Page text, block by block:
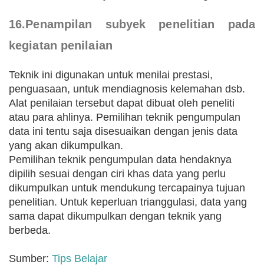
16.Penampilan subyek penelitian pada
kegiatan penilaian
Teknik ini digunakan untuk menilai prestasi,
penguasaan, untuk mendiagnosis kelemahan dsb.
Alat penilaian tersebut dapat dibuat oleh peneliti
atau para ahlinya. Pemilihan teknik pengumpulan
data ini tentu saja disesuaikan dengan jenis data
yang akan dikumpulkan.
Pemilihan teknik pengumpulan data hendaknya
dipilih sesuai dengan ciri khas data yang perlu
dikumpulkan untuk mendukung tercapainya tujuan
penelitian. Untuk keperluan trianggulasi, data yang
sama dapat dikumpulkan dengan teknik yang
berbeda.
Sumber: Tips Belajar